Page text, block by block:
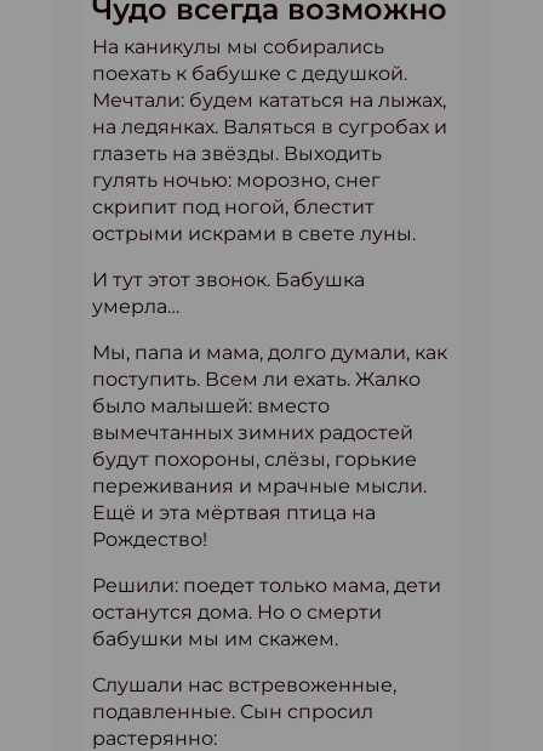
Чудо всегда возможно
На каникулы мы собирались
поехать к бабушке с дедушкой.
Мечтали: будем кататься на лыжах,
на ледянках. Валяться в сугробах и
глазеть на звёзды. Выходить
гулять ночью: морозно, снег
скрипит под ногой, блестит
острыми искрами в свете луны.
И тут этот звонок. Бабушка
умерла…
Мы, папа и мама, долго думали, как
поступить. Всем ли ехать. Жалко
было малышей: вместо
вымечтанных зимних радостей
будут похороны, слёзы, горькие
переживания и мрачные мысли.
Ещё и эта мёртвая птица на
Рождество!
Решили: поедет только мама, дети
останутся дома. Но о смерти
бабушки мы им скажем.
Слушали нас встревоженные,
подавленные. Сын спросил
растерянно: